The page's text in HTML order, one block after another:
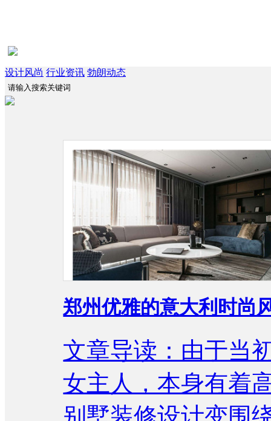
设计风尚 行业资讯 勃朗动态
郑州优雅的意大利时尚
文章导读：由于当
女主人，本身有着